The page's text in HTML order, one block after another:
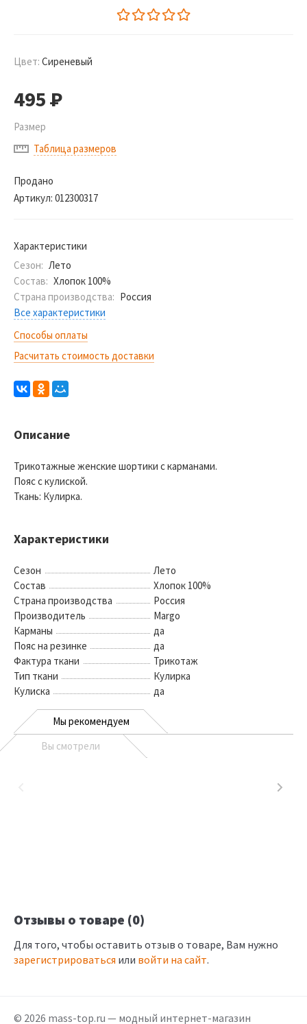
Цвет: Сиреневый
495Р
Размер
Таблица размеров
Продано
Артикул: 012300317
Характеристики
Сезон: Лето
Состав: Хлопок 100%
Страна производства: Россия
Все характеристики
Способы оплаты
Расчитать стоимость доставки
Описание
Трикотажные женские шортики с карманами.
Пояс с кулиской.
Ткань: Кулирка.
Характеристики
Сезон
Лето
Состав
Хлопок 100%
Страна производства
Россия
Производитель
Margo
Карманы
да
Пояс на резинке
да
Фактура ткани
Трикотаж
Тип ткани
Кулирка
Кулиска
да
Мы рекомендуем
Вы смотрели
Отзывы о товаре (0)
Для того, чтобы оставить отзыв о товаре, Вам нужно
зарегистрироваться или войти на сайт.
© 2026 mass-top.ru — модный интернет-магазин